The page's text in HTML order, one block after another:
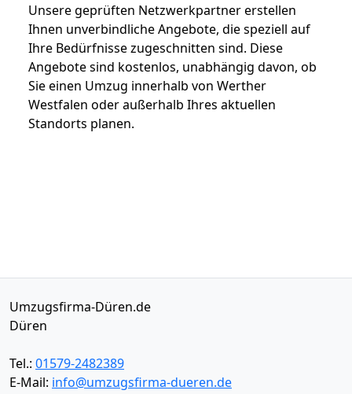
Unsere geprüften Netzwerkpartner erstellen
Ihnen unverbindliche Angebote, die speziell auf
Ihre Bedürfnisse zugeschnitten sind. Diese
Angebote sind kostenlos, unabhängig davon, ob
Sie einen Umzug innerhalb von Werther
Westfalen oder außerhalb Ihres aktuellen
Standorts planen.
Umzugsfirma-Düren.de
Düren
Tel.: 01579-2482389
E-Mail: info@umzugsfirma-dueren.de